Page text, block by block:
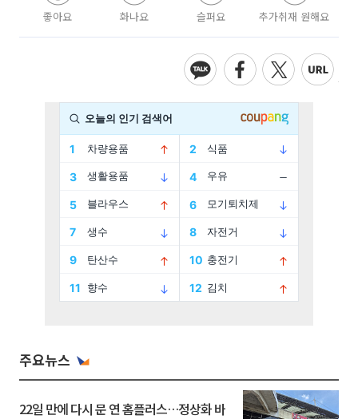
좋아요 화나요 슬퍼요 추가취재 원해요
주요뉴스
22일 만에 다시 문 연 홈플러스…정상화 바